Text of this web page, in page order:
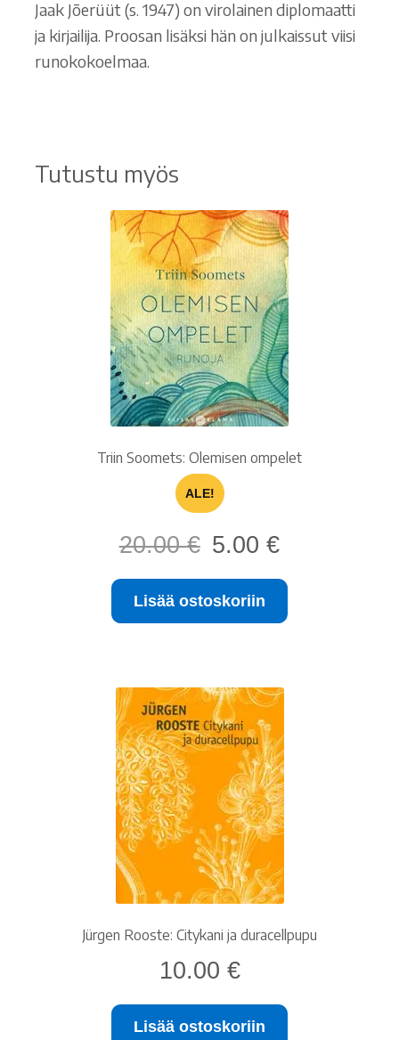
Jaak Jõerüüt (s. 1947) on virolainen diplomaatti
ja kirjailija. Proosan lisäksi hän on julkaissut viisi
runokokoelmaa.
Tutustu myös
Triin Soomets: Olemisen ompelet
ALE!
20.00€
Alkuperäinen
hinta
oli:
20.00 €.
5.00€Nykyinen
on:
Lisää ostoskoriin
Jürgen Rooste: Citykani ja duracellpupu
10.00 €
Lisää ostoskoriin